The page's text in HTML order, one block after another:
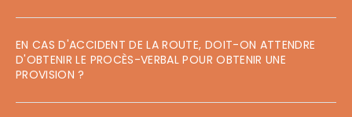
EN CAS D'ACCIDENT DE LA ROUTE, DOIT-ON ATTENDRE
D'OBTENIR LE PROCÈS-VERBAL POUR OBTENIR UNE
PROVISION ?